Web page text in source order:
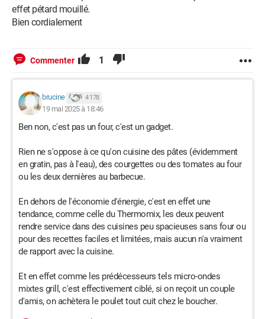
effet pétard mouillé.
Bien cordialement
Commenter 1
brucine 4 178
19 mai 2025 à 18:46
Ben non, c'est pas un four, c'est un gadget.
Rien ne s'oppose à ce qu'on cuisine des pâtes (évidemment
en gratin, pas à l'eau), des courgettes ou des tomates au four
ou les deux dernières au barbecue.
En dehors de l'économie d'énergie, c'est en effet une
tendance, comme celle du Thermomix, les deux peuvent
rendre service dans des cuisines peu spacieuses sans four ou
pour des recettes faciles et limitées, mais aucun n'a vraiment
de rapport avec la cuisine.
Et en effet comme les prédécesseurs tels micro-ondes
mixtes grill, c'est effectivement ciblé, si on reçoit un couple
d'amis, on achètera le poulet tout cuit chez le boucher.